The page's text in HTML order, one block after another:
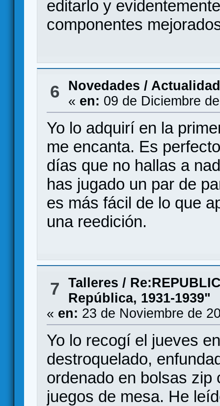
editarlo y
componentes
6
Novedades / Actualidad
« en: 09 de Diciembre
Yo lo adquirí en la
me encanta. Es
días que no hallas a
has jugado un par de
es más fácil de lo que
una reedición.
7 Talleres /
República, 1931-1939"
« en: 23 de Noviembre de
Yo lo recogí el jueves
destroquelado,
ordenado en bolsas zip
juegos de mesa. He